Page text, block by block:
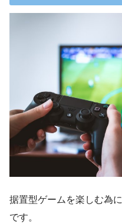
据置型ゲームを楽しむ為
です。